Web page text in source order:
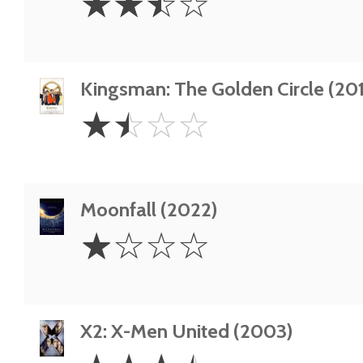
Stars
Kingsman: The Golden Circle
1.5
Stars
☆☆☆☆
Moonfall (2022)
Star
☆☆☆☆
X2: X-Men United (2003)
3.5